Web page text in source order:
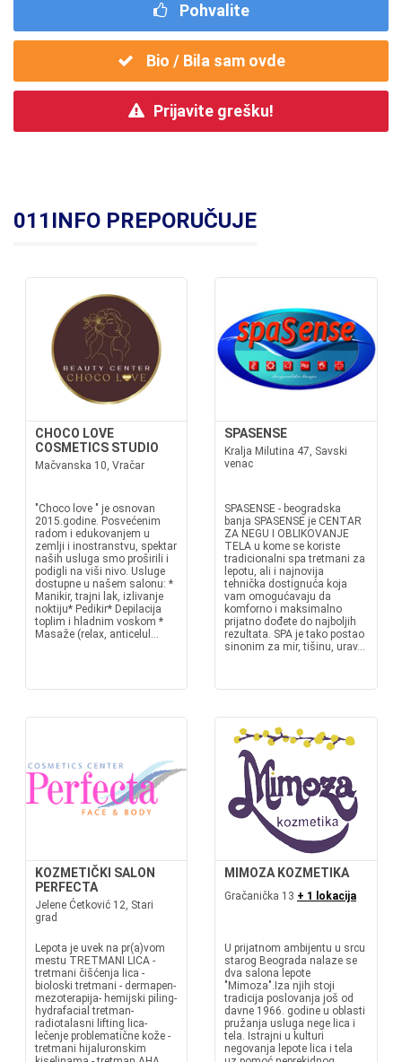
Pohvalite
Bio / Bila sam ovde
Prijavite grešku!
011INFO PREPORUČUJE
CHOCO LOVE
COSMETICS STUDIO
Mačvanska 10, Vračar
"Choco love " je osnovan
2015.godine. Posvećenim
radom i edukovanjem u
zemlji i inostranstvu, spektar
naših usluga smo proširili i
podigli na viši nivo. Usluge
dostupne u našem salonu: *
Manikir, trajni lak, izlivanje
noktiju* Pedikir* Depilacija
toplim i hladnim voskom *
Masaže (relax, anticelul...
SPASENSE
Kralja Milutina 47, Savski
venac
SPASENSE - beogradska
banja SPASENSE je CENTAR
ZA NEGU I OBLIKOVANJE
TELA u kome se koriste
tradicionalni spa tretmani za
lepotu, ali i najnovija
tehnička dostignuća koja
vam omogućavaju da
komforno i maksimalno
prijatno dođete do najboljih
rezultata. SPA je tako postao
sinonim za mir, tišinu, urav...
KOZMETIČKI SALON
PERFECTA
Jelene Ćetković 12, Stari
grad
Lepota je uvek na pr(a)vom
mestu TRETMANI LICA -
tretmani čišćenja lica -
bioloski tretmani - dermapen-
mezoterapija- hemijski piling-
hydrafacial tretman-
radiotalasni lifting lica-
lečenje problematične kože -
tretmani hijaluronskim
MIMOZA KOZMETIKA
Gračanička 13 + 1 lokacija
U prijatnom ambijentu u srcu
starog Beograda nalaze se
dva salona lepote
"Mimoza".Iza njih stoji
tradicija poslovanja još od
davne 1966. godine u oblasti
pružanja usluga nege lica i
tela. Istrajni u kulturi
negovanja lepote lica i tela